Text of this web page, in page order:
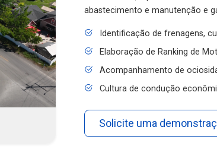
abastecimento e manutenção e
Identificação de frenagens,
Elaboração de Ranking de
Acompanhamento de
Cultura de condução
Solicite uma